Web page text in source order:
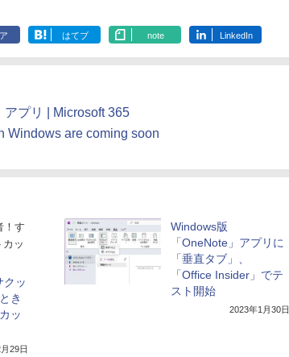
はてブ note LinkedIn
アプリ | Microsoft 365
Windows are coming soon
！す
カッ
ッ
き
ッ
29日
Windows版
「OneNote」アプリに
「垂直タブ」、
「Office Insider」でテ
スト開始
2023年1月30日